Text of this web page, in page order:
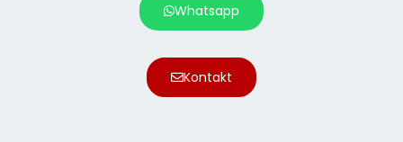
Whatsapp
Kontakt